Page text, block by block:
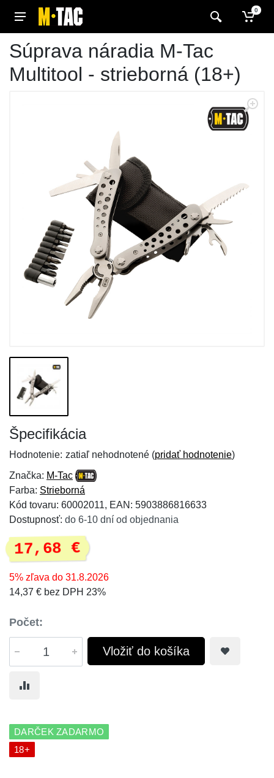
0
Súprava náradia M-Tac
Multitool - strieborná (18+)
Špecifikácia
Hodnotenie: zatiaľ nehodnotené (pridať hodnotenie)
Značka: M-Tac
Farba: Strieborná
Kód tovaru: 60002011, EAN: 5903886816633
Dostupnosť: do 6-10 dní od objednania
17,68 €
5% zľava do 31.8.2026
14,37 € bez DPH 23%
Počet:
Vložiť do košíka
DARČEK ZADARMO
18+